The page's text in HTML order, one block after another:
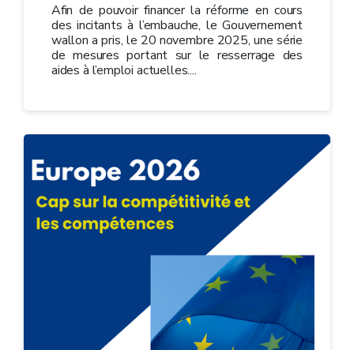
Afin de pouvoir financer la réforme en cours
des incitants à l’embauche, le Gouvernement
wallon a pris, le 20 novembre 2025, une série
de mesures portant sur le resserrage des
aides à l’emploi actuelles....